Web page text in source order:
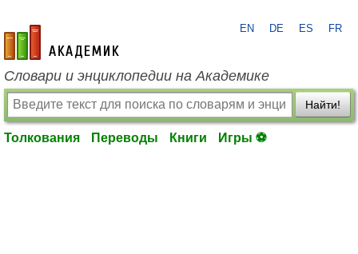
academic.ru
EN DE ES FR
Словари и энциклопедии на Академике
Найти!
Толкования Переводы Книги Игры ⚽